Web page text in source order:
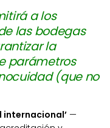
a los
las bodegas
la
parámetros
(que no
internacional’ —